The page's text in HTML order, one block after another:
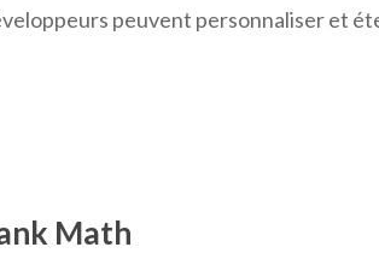
peuvent personnaliser et
Math